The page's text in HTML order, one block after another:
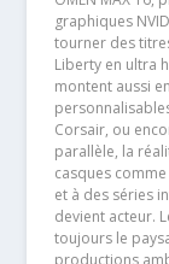
graphiques
tourner des
Liberty en ultra
montent aussi
Corsair, ou
parallèle, la
casques
et à des séries
devient acteur.
toujours le
productions